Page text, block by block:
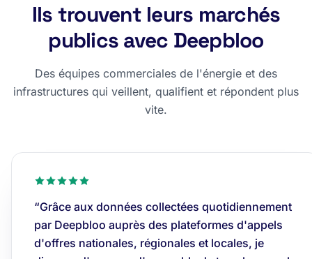
Ils trouvent leurs marchés
publics avec Deepbloo
Des équipes commerciales de l'énergie et des
infrastructures qui veillent, qualifient et répondent plus
vite.
“Grâce aux données collectées quotidiennement
par Deepbloo auprès des plateformes d'appels
d'offres nationales, régionales et locales, je